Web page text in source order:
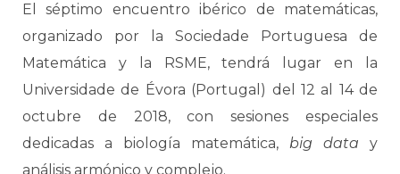
El séptimo encuentro ibérico de matemáticas,
organizado por la Sociedade Portuguesa de
Matemática y la RSME, tendrá lugar en la
Universidade de Évora (Portugal) del 12 al 14 de
octubre de 2018, con sesiones especiales
dedicadas a biología matemática, big data y
análisis armónico y complejo.